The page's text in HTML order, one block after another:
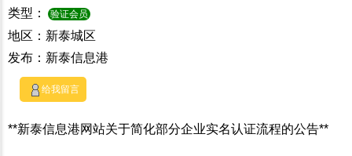
类型： 验证会员
地区：新泰城区
发布：新泰信息港
给我留言
**新泰信息港网站关于简化部分企业实名认证流程的公告**